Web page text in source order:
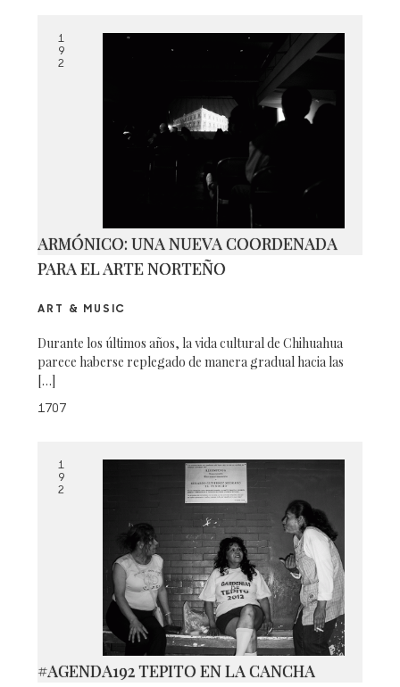
1
9
2
ARMÓNICO: UNA NUEVA COORDENADA
PARA EL ARTE NORTEÑO
ART & MUSIC
Durante los últimos años, la vida cultural de Chihuahua
parece haberse replegado de manera gradual hacia las
[…]
1707
1
9
2
#AGENDA192 TEPITO EN LA CANCHA